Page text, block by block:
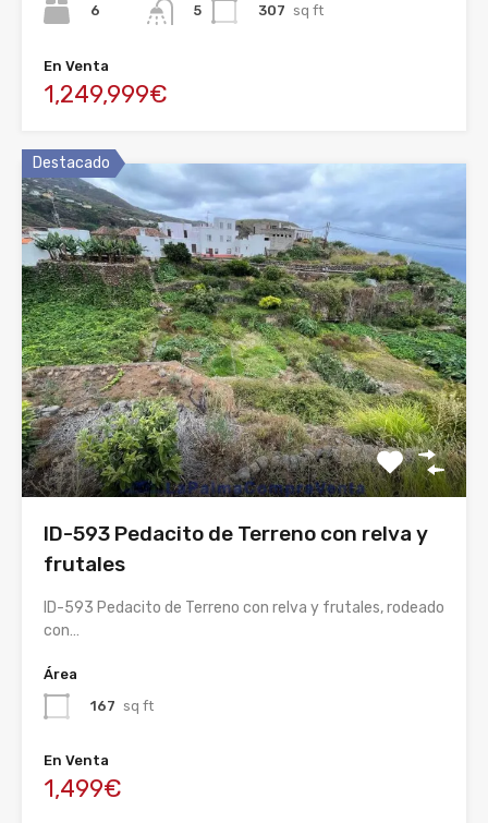
6
5
307 sq ft
En Venta
1,249,999€
Destacado
ID-593 Pedacito de Terreno con relva y
frutales
ID-593 Pedacito de Terreno con relva y frutales, rodeado
con…
Área
167 sq ft
En Venta
1,499€